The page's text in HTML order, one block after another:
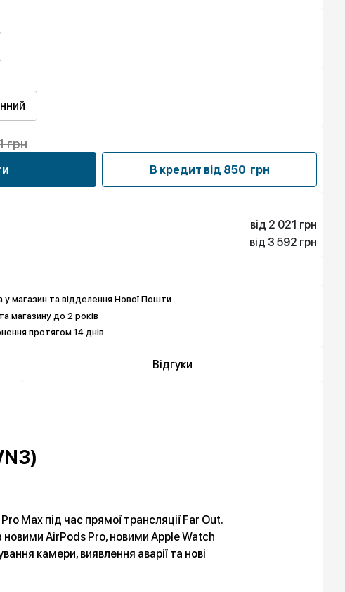
грн
В кредит від 850 грн
від 2 021 грн
2 021 грн
від 3 592 грн
магазин та відделення Нової Пошти
магазину до 2 років
протягом 14 днів
Відгуки
Max під час прямої трансляції Far Out.
AirPods Pro, новими Apple Watch
камери, виявлення аварії та нові